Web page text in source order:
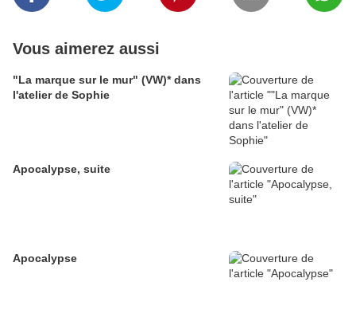
Vous aimerez aussi
"La marque sur le mur" (VW)* dans
l'atelier de Sophie
Apocalypse, suite
Apocalypse